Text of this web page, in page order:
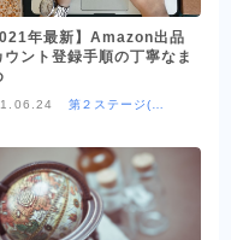
年最新】Amazon出品
ウント登録手順の丁寧なま
第２ステージ(OE